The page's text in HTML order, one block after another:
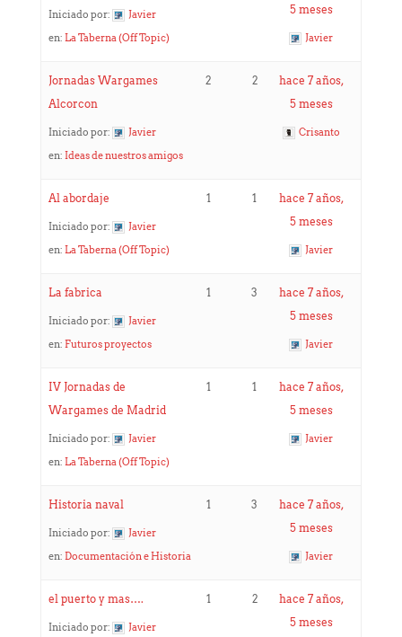
Iniciado por:
Javier
en: La Taberna (Off Topic)
5 meses
Javier
Jornadas Wargames
Alcorcon
Iniciado por:
Javier
en: Ideas de nuestros amigos
2 2
hace 7 años,
5 meses
Crisanto
Al abordaje
Iniciado por:
Javier
en: La Taberna (Off Topic)
1 1
hace 7 años,
5 meses
Javier
La fabrica
Iniciado por:
Javier
en: Futuros proyectos
1 3
hace 7 años,
5 meses
Javier
IV Jornadas de
Wargames de Madrid
Iniciado por:
Javier
en: La Taberna (Off Topic)
1 1
hace 7 años,
5 meses
Javier
Historia naval
Iniciado por:
Javier
en: Documentación e Historia
1 3
hace 7 años,
5 meses
Javier
el puerto y mas….
Iniciado por: Javier
1 2
hace 7 años,
5 meses